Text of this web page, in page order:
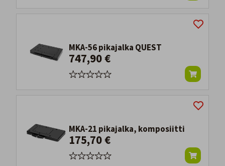
MKA-56 pikajalka QUEST
747,90 €
MKA-21 pikajalka, komposiitti
175,70 €